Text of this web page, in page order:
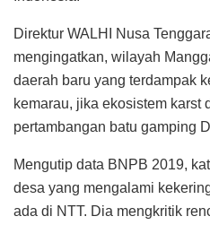
Direktur WALHI Nusa
mengingatkan, wilayah
daerah baru yang terdampak
kemarau, jika ekosistem karst
pertambangan batu gamping
Mengutip data BNPB 2019,
desa yang mengalami
ada di NTT. Dia mengkritik